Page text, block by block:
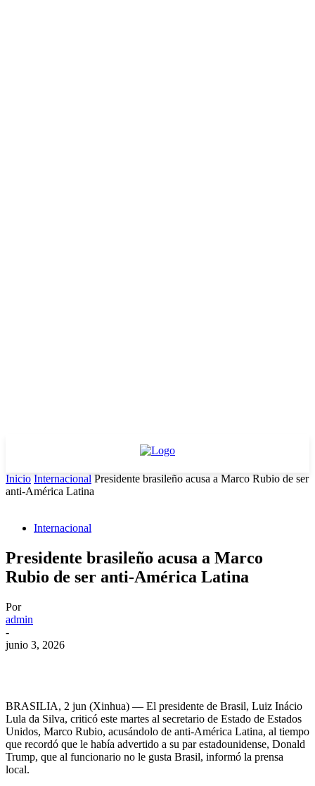
Inicio Internacional Presidente brasileño acusa a Marco Rubio de ser
anti-América Latina
Internacional
Presidente brasileño acusa a Marco
Rubio de ser anti-América Latina
Por
admin
-
junio 3, 2026
BRASILIA, 2 jun (Xinhua) — El presidente de Brasil, Luiz Inácio
Lula da Silva, criticó este martes al secretario de Estado de Estados
Unidos, Marco Rubio, acusándolo de anti-América Latina, al tiempo
que recordó que le había advertido a su par estadounidense, Donald
Trump, que al funcionario no le gusta Brasil, informó la prensa
local.